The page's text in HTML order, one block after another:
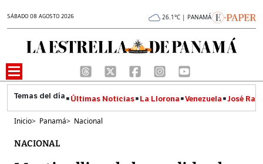
SÁBADO 08 AGOSTO 2026 26.1°C | PANAMÁ
Últimas Noticias La Llorona Venezuela José
Inicio> Panamá> Nacional
NACIONAL